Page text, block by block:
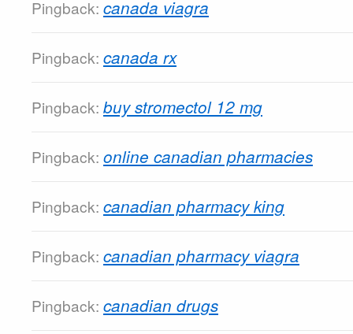
Pingback: canada viagra
Pingback: canada rx
Pingback: buy stromectol 12 mg
Pingback: online canadian pharmacies
Pingback: canadian pharmacy king
Pingback: canadian pharmacy viagra
Pingback: canadian drugs